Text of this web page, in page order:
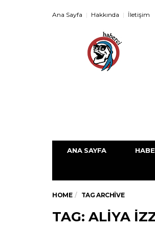
Ana Sayfa Hakkında İletişim
ANA SAYFA
HOME TAG ARCHIVE
TAG: ALIYA